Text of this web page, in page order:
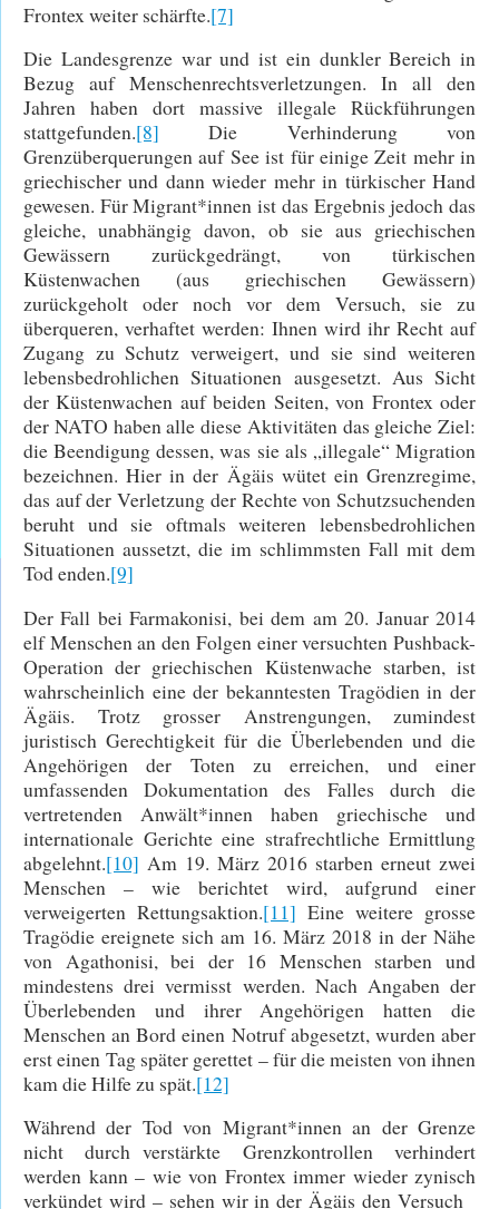
Frontex weiter schärfte.[7]
Die Landesgrenze war und ist ein dunkler Bereich in
Bezug auf Menschenrechtsverletzungen. In all den
Jahren haben dort massive illegale Rückführungen
stattgefunden.[8] Die Verhinderung von
Grenzüberquerungen auf See ist für einige Zeit mehr in
griechischer und dann wieder mehr in türkischer Hand
gewesen. Für Migrant*innen ist das Ergebnis jedoch das
gleiche, unabhängig davon, ob sie aus griechischen
Gewässern zurückgedrängt, von türkischen
Küstenwachen (aus griechischen Gewässern)
zurückgeholt oder noch vor dem Versuch, sie zu
überqueren, verhaftet werden: Ihnen wird ihr Recht auf
Zugang zu Schutz verweigert, und sie sind weiteren
lebensbedrohlichen Situationen ausgesetzt. Aus Sicht
der Küstenwachen auf beiden Seiten, von Frontex oder
der NATO haben alle diese Aktivitäten das gleiche Ziel:
die Beendigung dessen, was sie als „illegale“ Migration
bezeichnen. Hier in der Ägäis wütet ein Grenzregime,
das auf der Verletzung der Rechte von Schutzsuchenden
beruht und sie oftmals weiteren lebensbedrohlichen
Situationen aussetzt, die im schlimmsten Fall mit dem
Tod enden.[9]
Der Fall bei Farmakonisi, bei dem am 20. Januar 2014
elf Menschen an den Folgen einer versuchten Pushback-
Operation der griechischen Küstenwache starben, ist
wahrscheinlich eine der bekanntesten Tragödien in der
Ägäis. Trotz grosser Anstrengungen, zumindest
juristisch Gerechtigkeit für die Überlebenden und die
Angehörigen der Toten zu erreichen, und einer
umfassenden Dokumentation des Falles durch die
vertretenden Anwält*innen haben griechische und
internationale Gerichte eine strafrechtliche Ermittlung
abgelehnt.[10] Am 19. März 2016 starben erneut zwei
Menschen – wie berichtet wird, aufgrund einer
verweigerten Rettungsaktion.[11] Eine weitere grosse
Tragödie ereignete sich am 16. März 2018 in der Nähe
von Agathonisi, bei der 16 Menschen starben und
mindestens drei vermisst werden. Nach Angaben der
Überlebenden und ihrer Angehörigen hatten die
Menschen an Bord einen Notruf abgesetzt, wurden aber
erst einen Tag später gerettet – für die meisten von ihnen
kam die Hilfe zu spät.[12]
Während der Tod von Migrant*innen an der Grenze
nicht durch verstärkte Grenzkontrollen verhindert
werden kann – wie von Frontex immer wieder zynisch
verkündet wird – sehen wir in der Ägäis den Versuch